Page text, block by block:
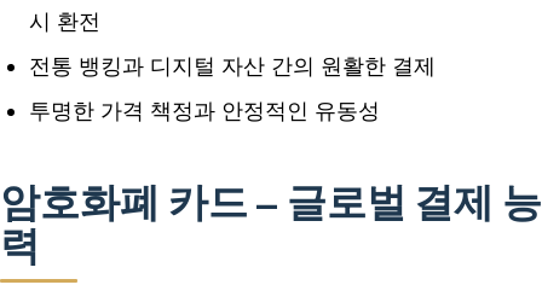
시 환전
전통 뱅킹과 디지털 자산 간의 원활한 결제
투명한 가격 책정과 안정적인 유동성
암호화폐 카드 – 글로벌 결제 능
력